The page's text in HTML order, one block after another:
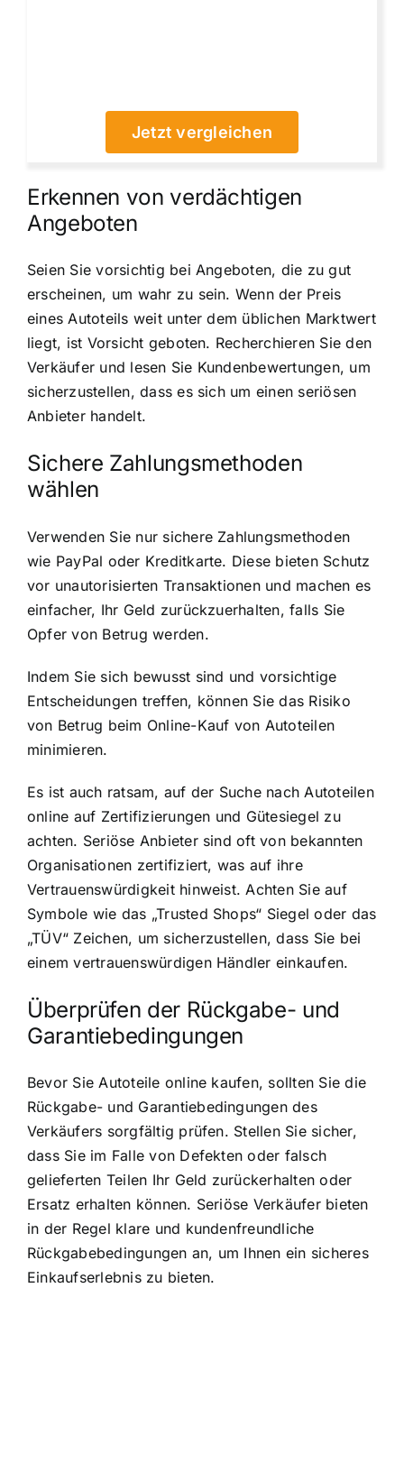
Jetzt vergleichen
Erkennen von verdächtigen
Angeboten
Seien Sie vorsichtig bei Angeboten, die zu gut
erscheinen, um wahr zu sein. Wenn der Preis
eines Autoteils weit unter dem üblichen Marktwert
liegt, ist Vorsicht geboten. Recherchieren Sie den
Verkäufer und lesen Sie Kundenbewertungen, um
sicherzustellen, dass es sich um einen seriösen
Anbieter handelt.
Sichere Zahlungsmethoden
wählen
Verwenden Sie nur sichere Zahlungsmethoden
wie PayPal oder Kreditkarte. Diese bieten Schutz
vor unautorisierten Transaktionen und machen es
einfacher, Ihr Geld zurückzuerhalten, falls Sie
Opfer von Betrug werden.
Indem Sie sich bewusst sind und vorsichtige
Entscheidungen treffen, können Sie das Risiko
von Betrug beim Online-Kauf von Autoteilen
minimieren.
Es ist auch ratsam, auf der Suche nach Autoteilen
online auf Zertifizierungen und Gütesiegel zu
achten. Seriöse Anbieter sind oft von bekannten
Organisationen zertifiziert, was auf ihre
Vertrauenswürdigkeit hinweist. Achten Sie auf
Symbole wie das „Trusted Shops“ Siegel oder das
„TÜV“ Zeichen, um sicherzustellen, dass Sie bei
einem vertrauenswürdigen Händler einkaufen.
Überprüfen der Rückgabe- und
Garantiebedingungen
Bevor Sie Autoteile online kaufen, sollten Sie die
Rückgabe- und Garantiebedingungen des
Verkäufers sorgfältig prüfen. Stellen Sie sicher,
dass Sie im Falle von Defekten oder falsch
gelieferten Teilen Ihr Geld zurückerhalten oder
Ersatz erhalten können. Seriöse Verkäufer bieten
in der Regel klare und kundenfreundliche
Rückgabebedingungen an, um Ihnen ein sicheres
Einkaufserlebnis zu bieten.